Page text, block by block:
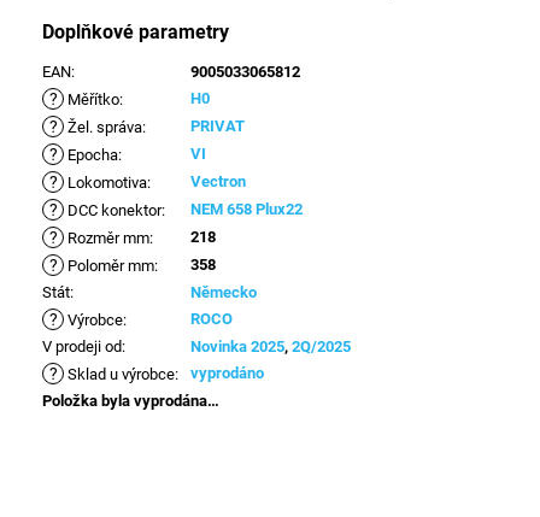
Doplňkové parametry
EAN: 9005033065812
? Měřítko: H0
? Žel. správa: PRIVAT
? Epocha: VI
? Lokomotiva: Vectron
? DCC konektor: NEM 658 Plux22
? Rozměr mm: 218
? Poloměr mm:
358
Stát: Německo
? Výrobce:
ROCO
V prodeji od: Novinka 2025, 2Q/2025
? Sklad u výrobce:
vyprodáno
Položka byla vyprodána…